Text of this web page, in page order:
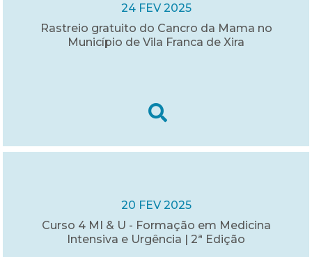
24 FEV 2025
Rastreio gratuito do Cancro da Mama no
Município de Vila Franca de Xira
20 FEV 2025
Curso 4 MI & U - Formação em Medicina
Intensiva e Urgência | 2ª Edição